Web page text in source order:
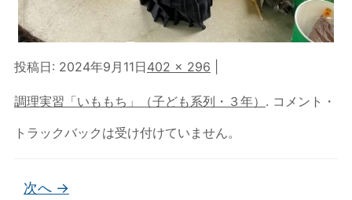
投稿日: 2024年9月11日402 × 296
調理実習「いももち」（子ども系列・３年） . コメント・
トラックバックは受け付けていません。
次へ →